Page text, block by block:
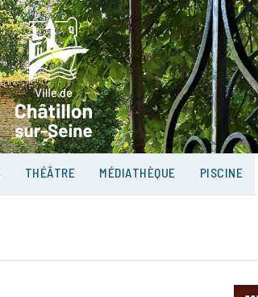
VILLE DE
SUR-
THÉÂTRE MÉDIATHÈQUE PISCINE